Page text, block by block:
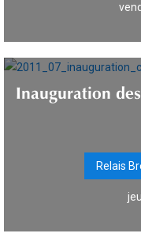
Inauguration
Relais